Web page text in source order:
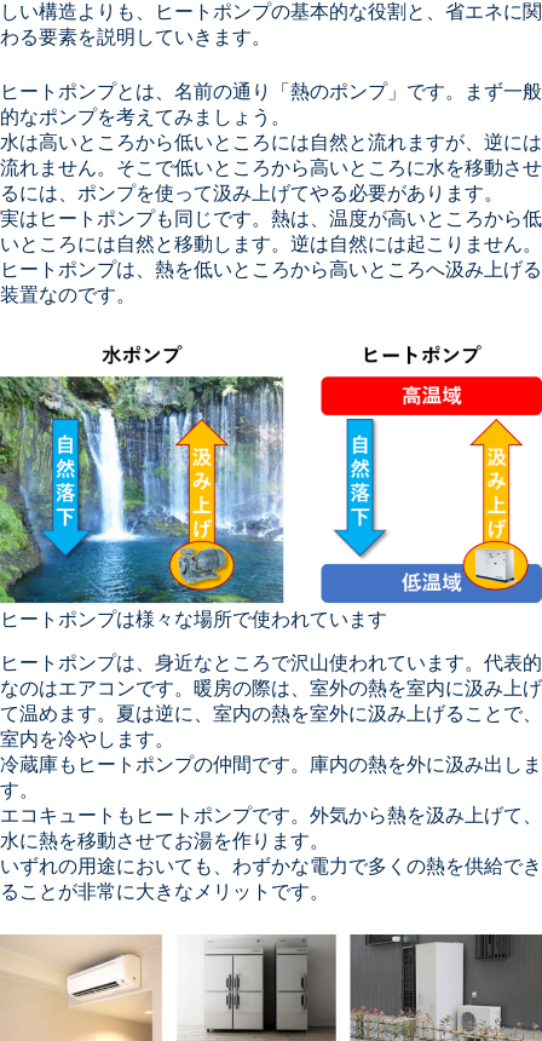
しい構造よりも、ヒートポンプの基本的な役割と、省エネに関
わる要素を説明していきます。
ヒートポンプとは、名前の通り「熱のポンプ」です。まず一般
的なポンプを考えてみましょう。
水は高いところから低いところには自然と流れますが、逆には
流れません。そこで低いところから高いところに水を移動させ
るには、ポンプを使って汲み上げてやる必要があります。
実はヒートポンプも同じです。熱は、温度が高いところから低
いところには自然と移動します。逆は自然には起こりません。
ヒートポンプは、熱を低いところから高いところへ汲み上げる
装置なのです。
ヒートポンプは様々な場所で使われています
ヒートポンプは、身近なところで沢山使われています。代表的
なのはエアコンです。暖房の際は、室外の熱を室内に汲み上げ
て温めます。夏は逆に、室内の熱を室外に汲み上げることで、
室内を冷やします。
冷蔵庫もヒートポンプの仲間です。庫内の熱を外に汲み出しま
す。
エコキュートもヒートポンプです。外気から熱を汲み上げて、
水に熱を移動させてお湯を作ります。
いずれの用途においても、わずかな電力で多くの熱を供給でき
ることが非常に大きなメリットです。